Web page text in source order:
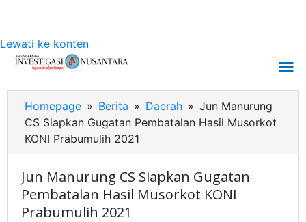
Lewati ke konten
Homepage » Berita » Daerah » Jun Manurung
CS Siapkan Gugatan Pembatalan Hasil Musorkot
KONI Prabumulih 2021
Jun Manurung CS Siapkan Gugatan
Pembatalan Hasil Musorkot KONI
Prabumulih 2021